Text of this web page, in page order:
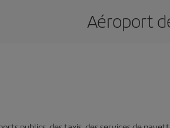
Aéroport